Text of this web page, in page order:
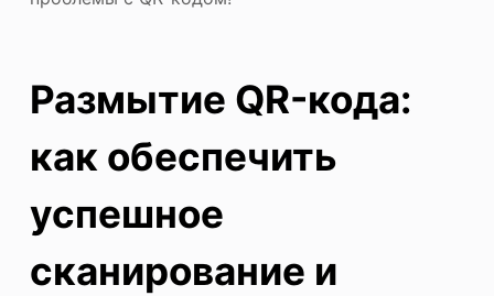
Размытие QR-кода:
как обеспечить
успешное
сканирование и